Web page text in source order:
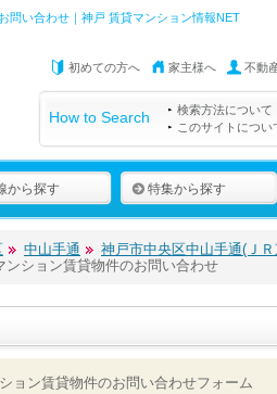
問い合わせ｜神戸 賃貸マンション情報NET
初めての方へ 家主様へ 不動
How to Search 検索方法について
このサイトについ
から探す 特集から探す
中山手通
神戸市中央区中山手通(Ｊ
ション賃貸物件のお問い合わせ
ョン賃貸物件のお問い合わせフォーム